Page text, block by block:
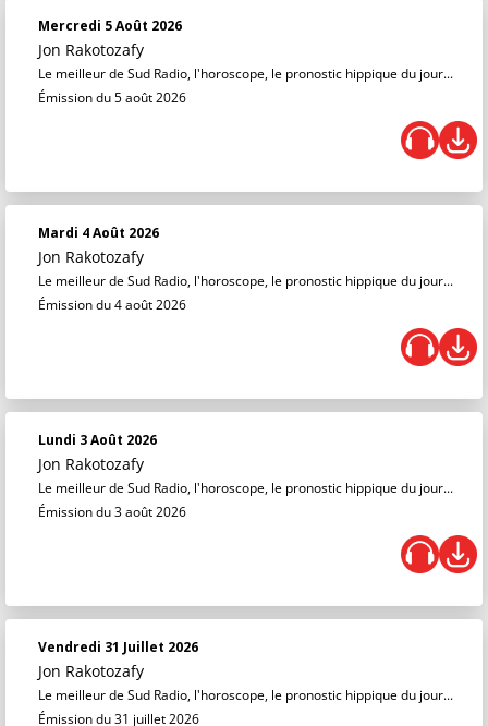
Mercredi 5 Août 2026
Jon Rakotozafy
Le meilleur de Sud Radio, l'horoscope, le pronostic hippique du jour...
Émission du 5 août 2026
Mardi 4 Août 2026
Jon Rakotozafy
Le meilleur de Sud Radio, l'horoscope, le pronostic hippique du jour...
Émission du 4 août 2026
Lundi 3 Août 2026
Jon Rakotozafy
Le meilleur de Sud Radio, l'horoscope, le pronostic hippique du jour...
Émission du 3 août 2026
Vendredi 31 Juillet 2026
Jon Rakotozafy
Le meilleur de Sud Radio, l'horoscope, le pronostic hippique du jour...
Émission du 31 juillet 2026